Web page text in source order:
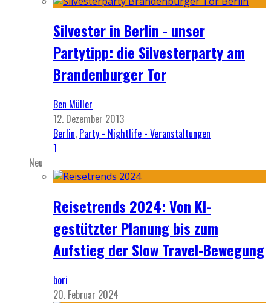
Silvester in Berlin - unser
Partytipp: die Silvesterparty am
Brandenburger Tor
Ben Müller
12. Dezember 2013
Berlin, Party - Nightlife - Veranstaltungen
1
Neu
Reisetrends 2024: Von KI-
gestützter Planung bis zum
Aufstieg der Slow Travel-Bewegung
bori
20. Februar 2024